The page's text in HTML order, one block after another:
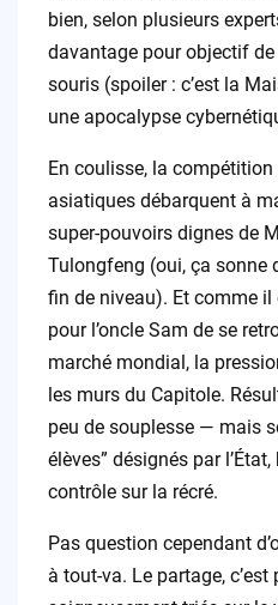
bien, selon plusieurs
davantage pour objectif
souris (spoiler : c’est la
une apocalypse
En coulisse, la
asiatiques débarquent à
super-pouvoirs dignes de
Tulongfeng (oui, ça sonne
fin de niveau). Et comme
pour l’oncle Sam de se
marché mondial, la
les murs du Capitole.
peu de souplesse — mais
élèves” désignés par
contrôle sur la récré.
Pas question cependant
à tout-va. Le partage,